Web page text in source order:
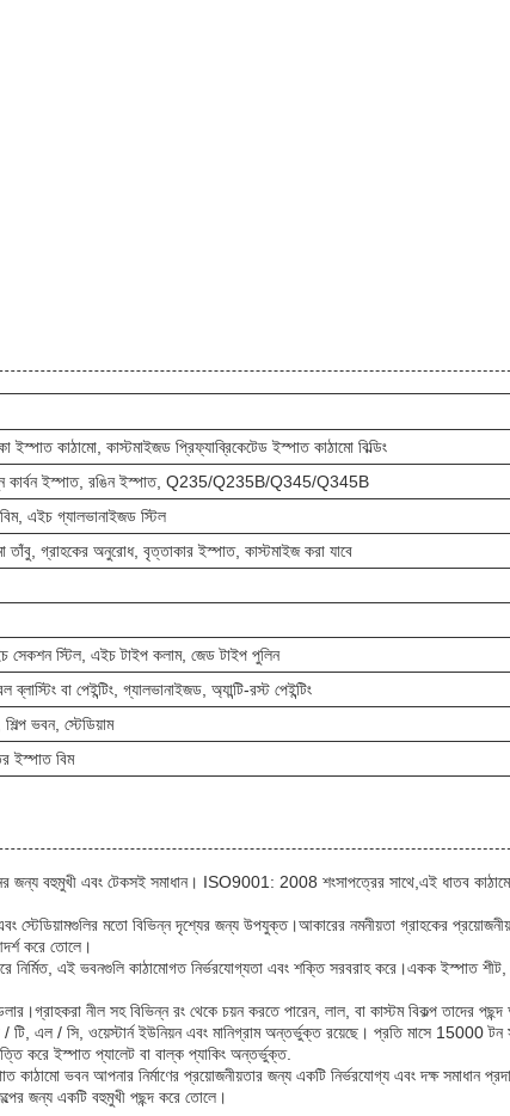
ইস্পাত কাঠামো, কাস্টমাইজড প্রিফ্যাব্রিকেটেড ইস্পাত কাঠামো বিল্ডিং
ইস্পাত, রঙিন ইস্পাত, Q235/Q235B/Q345/Q345B
এইচ গ্যালভানাইজড স্টিল
তাঁবু, গ্রাহকের অনুরোধ, বৃত্তাকার ইস্পাত, কাস্টমাইজ করা যাবে
সেকশন স্টিল, এইচ টাইপ কলাম, জেড টাইপ পুলিন
বা পেইন্টিং, গ্যালভানাইজড, অ্যান্টি-রস্ট পেইন্টিং
ভবন, স্টেডিয়াম
ইস্পাত বিম
জন্য বহুমুখী এবং টেকসই সমাধান। ISO9001: 2008 শংসাপত্রের সাথে,এই ধাতব কাঠামো
স্টেডিয়ামগুলির মতো বিভিন্ন দৃশ্যের জন্য উপযুক্ত।আকারের নমনীয়তা গ্রাহকের
করে তোলে।
এই ভবনগুলি কাঠামোগত নির্ভরযোগ্যতা এবং শক্তি সরবরাহ করে।একক ইস্পাত শীট,
নীল সহ বিভিন্ন রং থেকে চয়ন করতে পারেন, লাল, বা কাস্টম বিকল্প তাদের পছন্দ
এল / সি, ওয়েস্টার্ন ইউনিয়ন এবং মানিগ্রাম অন্তর্ভুক্ত রয়েছে। প্রতি মাসে 15000 টন
করে ইস্পাত প্যালেট বা বাল্ক প্যাকিং অন্তর্ভুক্ত.
ভবন আপনার নির্মাণের প্রয়োজনীয়তার জন্য একটি নির্ভরযোগ্য এবং দক্ষ সমাধান
জন্য একটি বহুমুখী পছন্দ করে তোলে।